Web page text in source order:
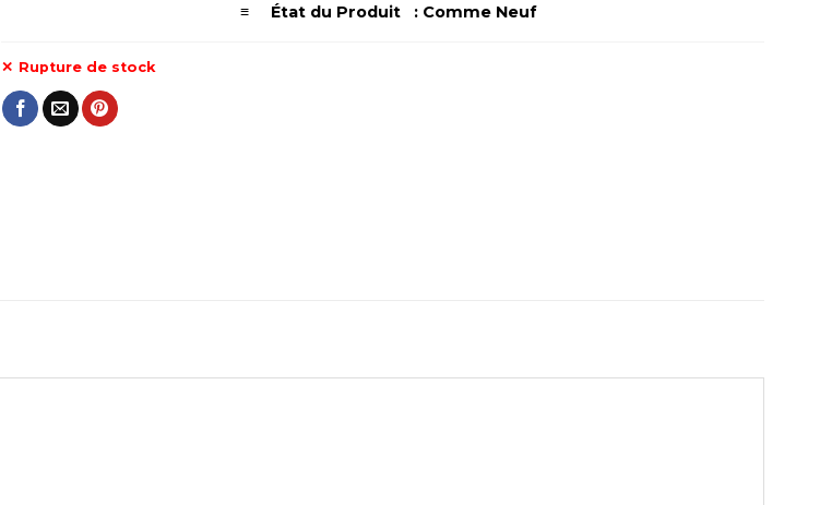
≡ État du Produit : Comme Neuf
Rupture de stock